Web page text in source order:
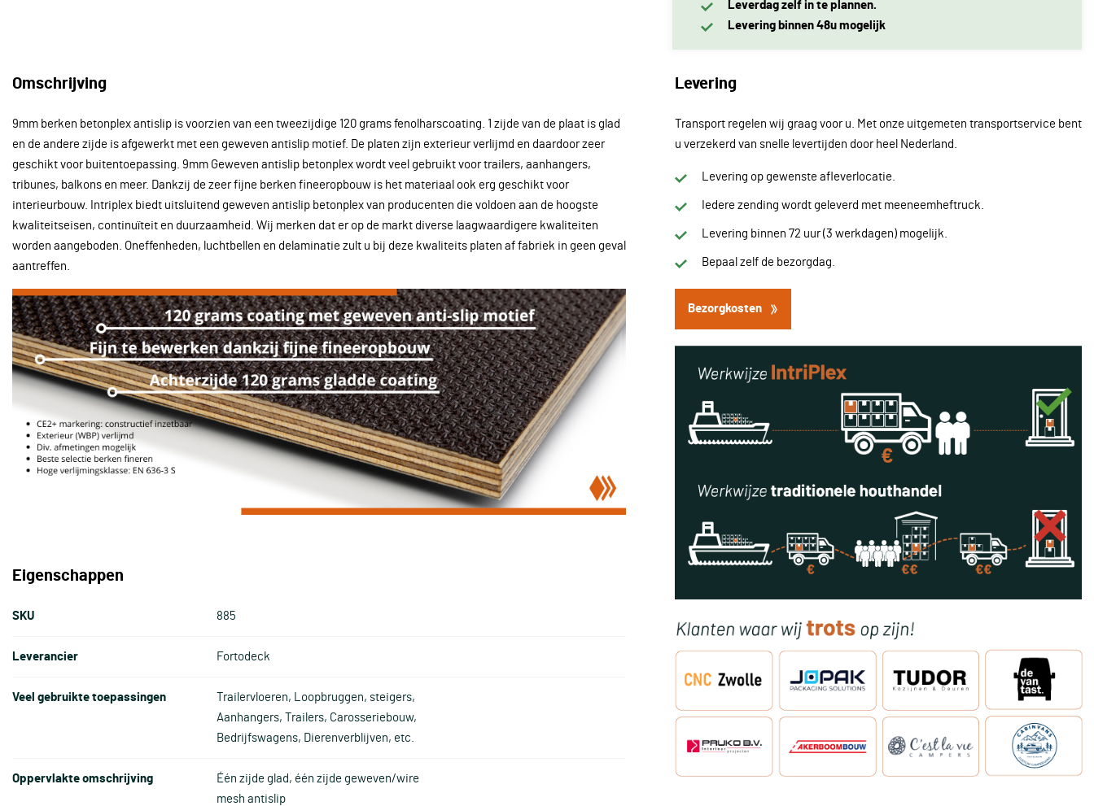
Leverdag zelf in te plannen.
Levering binnen 48u mogelijk
Omschrijving
9mm berken betonplex antislip is voorzien van een tweezijdige 120 grams fenolharscoating. 1 zijde van de plaat is glad
en de andere zijde is afgewerkt met een geweven antislip motief. De platen zijn exterieur verlijmd en daardoor zeer
geschikt voor buitentoepassing. 9mm Geweven antislip betonplex wordt veel gebruikt voor trailers, aanhangers,
tribunes, balkons en meer. Dankzij de zeer fijne berken fineeropbouw is het materiaal ook erg geschikt voor
interieurbouw. Intriplex biedt uitsluitend geweven antislip betonplex van producenten die voldoen aan de hoogste
kwaliteitseisen, continuïteit en duurzaamheid. Wij merken dat er op de markt diverse laagwaardigere kwaliteiten
worden aangeboden. Oneffenheden, luchtbellen en delaminatie zult u bij deze kwaliteits platen af fabriek in geen geval
aantreffen.
Eigenschappen
SKU 885
Leverancier Fortodeck
Veel gebruikte toepassingen
Trailervloeren, Loopbruggen, steigers,
Aanhangers, Trailers, Carosseriebouw,
Bedrijfswagens, Dierenverblijven, etc.
Oppervlakte omschrijving
Één zijde glad, één zijde geweven/wire
mesh antislip
Levering
Transport regelen wij graag voor u. Met onze uitgemeten transportservice bent
u verzekerd van snelle levertijden door heel Nederland.
Levering op gewenste afleverlocatie.
Iedere zending wordt geleverd met meeneemheftruck.
Levering binnen 72 uur (3 werkdagen) mogelijk.
Bepaal zelf de bezorgdag.
Bezorgkosten